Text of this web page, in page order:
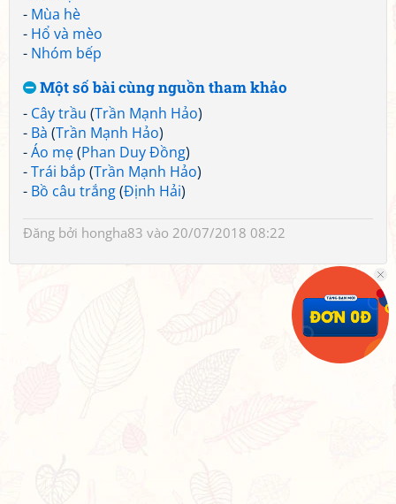
- Mùa hè
- Hổ và mèo
- Nhóm bếp
Một số bài cùng nguồn tham khảo
- Cây trầu (Trần Mạnh Hảo)
- Bà (Trần Mạnh Hảo)
-Áo mẹ(Phan Duy Đồng)
-Trái bắp (Trần Mạnh Hảo)
- Bồ câu trắng(Định Hải)
Đăng bởi hongha83 vào 20/07/2018 08:22